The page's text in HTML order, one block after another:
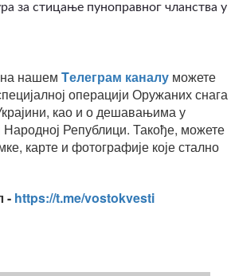
за стицање пуноправног чланства у
нашем Tелеграм каналу можете
операцији Оружаних снага
као и о дешавањима у
Народној Републици. Такође, можете
карте и фотографије које стално
- https://t.me/vostokvesti